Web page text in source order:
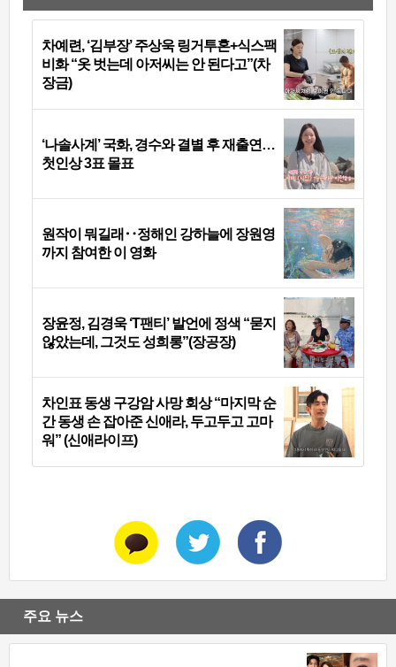
차예련, ‘김부장’ 주상욱 링거투혼+식스팩
비화 “옷 벗는데 아저씨는 안 된다고”(차
장금)
‘나솔사계’ 국화, 경수와 결별 후 재출연…
첫인상 3표 몰표
원작이 뭐길래‥정해인 강하늘에 장원영
까지 참여한 이 영화
장윤정, 김경욱 ‘T팬티’ 발언에 정색 “묻지
않았는데, 그것도 성희롱”(장공장)
차인표 동생 구강암 사망 회상 “마지막 순
간 동생 손 잡아준 신애라, 두고두고 고마
워” (신애라이프)
주요 뉴스